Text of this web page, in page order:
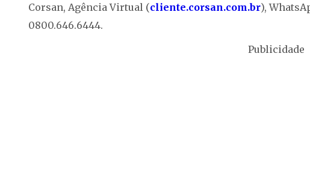
Corsan, Agência Virtual (cliente.corsan.com.br),
0800.646.6444.
Publicidade